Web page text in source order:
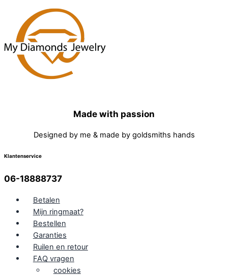
Made with passion
Designed by me & made by goldsmiths hands
Klantenservice
06-18888737
Betalen
Mijn ringmaat?
Bestellen
Garanties
Ruilen en retour
FAQ vragen
cookies